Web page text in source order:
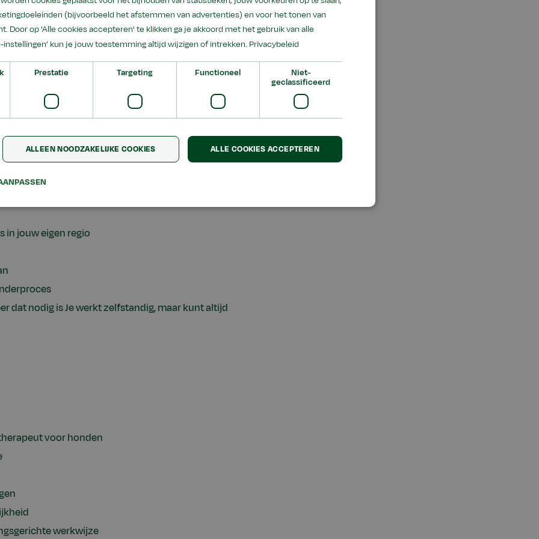
werken zonder fysieke of verbale correcties en kijken
naar de symptomen.
maar vooral het creëren van meer rust,
uiteenlopende gedragsproblemen. Je werkzaamheden
in jouw eigen regio
dat nodig is Je werkt zelfstandig, maar kunt altijd
voor honden
werkwijze
(bijvoorbeeld het afstemmen van advertenties) en voor het tonen van
Door op 'Alle cookies accepteren' te klikken ga je akkoord met het gebruik van alle
instellingen’ kun je jouw toestemming altijd wijzigen of intrekken. Privacybeleid
Prestatie Targeting Functioneel
Niet-
geclassificeerd
ALLE COOKIES ACCEPTEREN
ALLEEN NOODZAKELIJKE COOKIES